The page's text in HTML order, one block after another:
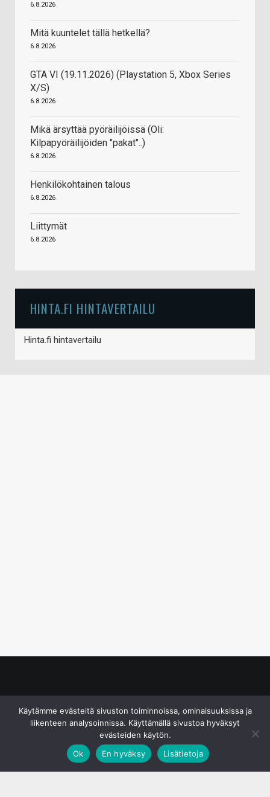
6.8.2026
Mitä kuuntelet tällä hetkellä?
6.8.2026
GTA VI (19.11.2026) (Playstation 5, Xbox Series
X/S)
6.8.2026
Mikä ärsyttää pyöräilijöissä (Oli:
Kilpapyöräilijöiden "pakat"..)
6.8.2026
Henkilökohtainen talous
6.8.2026
Liittymät
6.8.2026
HINTA.FI HINTAVERTAILU
Hinta.fi hintavertailu
Käytämme evästeitä sivuston toiminnoissa, ominaisuuksissa ja
liikenteen analysoinnissa. Käyttämällä sivustoa hyväksyt
evästeiden käytön.
Ok
En hyväksy Lisätietoja